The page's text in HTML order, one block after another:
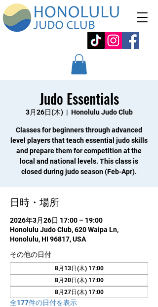
Judo Essentials
3月26日(木)
  |
Honolulu Judo Club
Classes for beginners through advanced
level players that teach essential judo skills
and prepare them for competition at the
local and national levels. This class is
closed during judo season (Feb-Apr).
日時・場所
2026年3月26日 17:00 – 19:00
Honolulu Judo Club, 620 Waipa Ln,
Honolulu, HI 96817, USA
その他の日付
8月13日(木) 17:00
8月20日(木) 17:00
8月27日(木) 17:00
全177件の日付を表示